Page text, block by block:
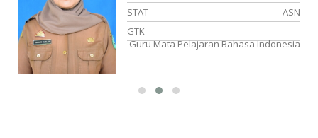
STAT
ASN
GTK
Guru Mata Pelajaran Bahasa Indonesia